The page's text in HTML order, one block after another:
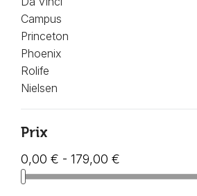
Campus
Princeton
Phoenix
Rolife
Nielsen
Prix
0,00 € - 179,00 €